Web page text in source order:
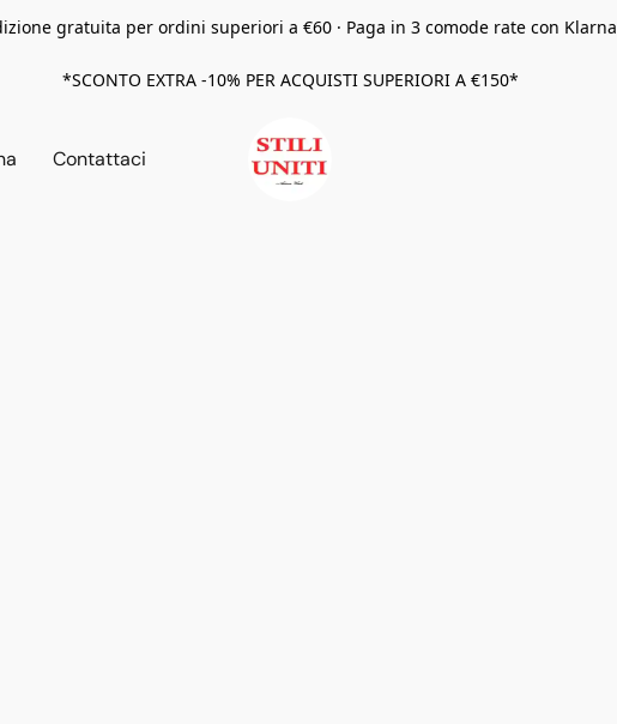
gratuita per ordini superiori a €60 · Paga in 3 comode rate con Klarna
*SCONTO EXTRA -10% PER ACQUISTI SUPERIORI A €150*
Contattaci